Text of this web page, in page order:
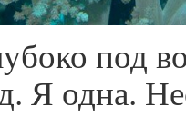
под
Я одна.